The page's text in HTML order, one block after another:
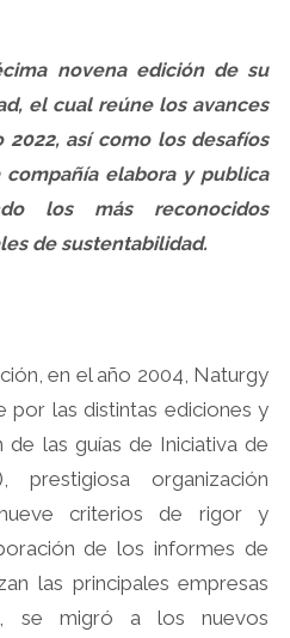
novena edición de su
el cual reúne los avances
así como los desafíos
elabora y publica
los más reconocidos
de sustentabilidad.
en el año 2004, Naturgy
por las distintas ediciones y
las guías de Iniciativa de
prestigiosa organización
criterios de rigor y
de los informes de
las principales empresas
se migró a los nuevos